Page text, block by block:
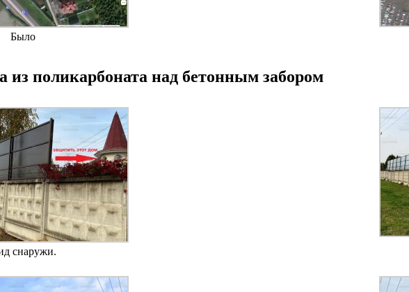
Было
из поликарбоната над бетонным забором
снаружи.